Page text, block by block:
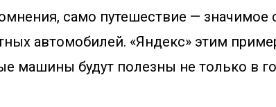
само путешествие — значимое
автомобилей. «Яндекс» этим
машины будут полезны не только в